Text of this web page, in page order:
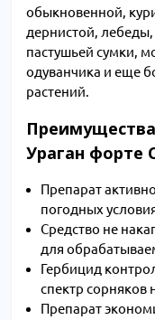
обыкновенной,
дернистой,
пастушьей сумки,
одуванчика и еще
растений.
Ураган форте
Препарат
погодных
Средство не
для
Гербицид
спектр сорняков
Препарат